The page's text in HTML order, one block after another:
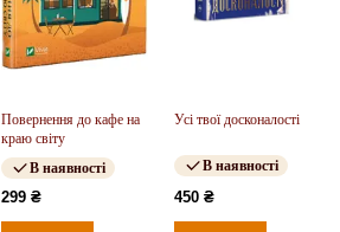
Повернення до кафе на
краю світу
В наявності
299 ₴
Усі твої досконалості
В наявності
450 ₴